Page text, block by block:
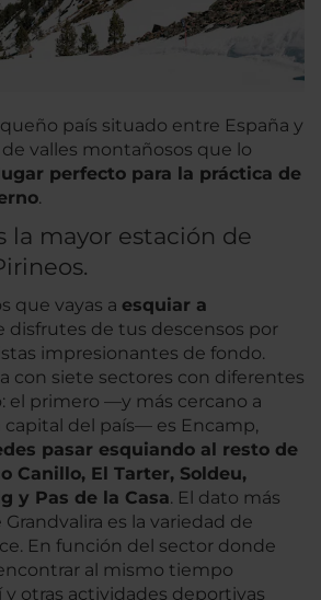
país situado entre España y
valles montañosos que lo
perfecto para la práctica de
.
la mayor estación de
que vayas a esquiar a
disfrutes de tus descensos por
impresionantes de fondo.
con siete sectores con diferentes
el primero —y más cercano a
capital del país— es Encamp,
pasar esquiando al resto de
Canillo, El Tarter, Soldeu,
y Pas de la Casa. El dato más
es la variedad de
En función del sector donde
al mismo tiempo
y otras actividades deportivas